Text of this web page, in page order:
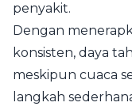
penyakit.
Dengan
konsisten, daya
meskipun cuaca
langkah